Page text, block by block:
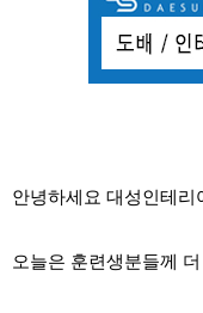
안녕하세요 대성인테리
오늘은 훈련생분들께